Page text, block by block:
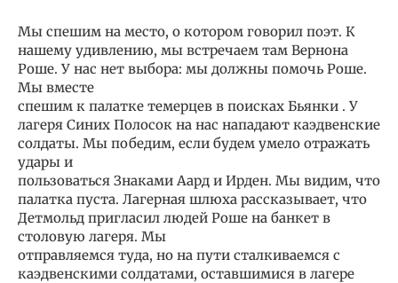
Мы спешим на место, о котором говорил поэт. К
нашему удивлению, мы встречаем там Вернона
Роше. У нас нет выбора: мы должны помочь Роше.
Мы вместе
спешим к палатке темерцев в поисках Бьянки . У
лагеря Синих Полосок на нас нападают каэдвенские
солдаты. Мы победим, если будем умело отражать
удары и
пользоваться Знаками Аард и Ирден. Мы видим, что
палатка пуста. Лагерная шлюха рассказывает, что
Детмольд пригласил людей Роше на банкет в
столовую лагеря. Мы
отправляемся туда, но на пути сталкиваемся с
каэдвенскими солдатами, оставшимися в лагере